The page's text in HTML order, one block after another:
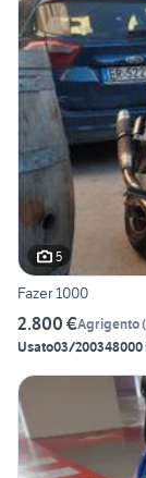
5
Fazer 1000
2.800 €Agrigento(
Usato03/200348000